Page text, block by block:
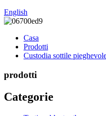
English
Casa
Prodotti
Custodia sottile
prodotti
Categorie